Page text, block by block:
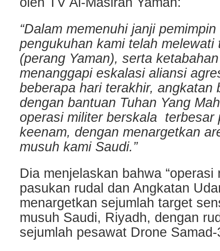
“Dalam memenuhi janji
pengukuhan kami telah melewati
(perang Yaman), serta
menanggapi eskalasi aliansi
beberapa hari terakhir, angkatan
dengan bantuan Tuhan Yang
operasi militer berskala terbesar
keenam, dengan menargetkan
musuh kami Saudi.”
Dia menjelaskan bahwa “operasi
pasukan rudal dan Angkatan
menargetkan sejumlah target
musuh Saudi, Riyadh, dengan
sejumlah pesawat Drone Samad-